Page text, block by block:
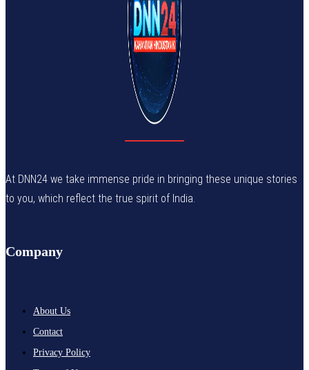
At DNN24 we take immense pride in bringing these unique stories
to you, which reflect the true spirit of India.
Company
About Us
Contact
Privacy Policy